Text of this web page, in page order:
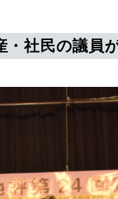
・社民の議員